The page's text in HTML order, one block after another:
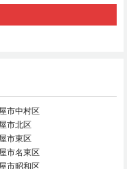
市中村区
市北区
市東区
市名東区
市昭和区